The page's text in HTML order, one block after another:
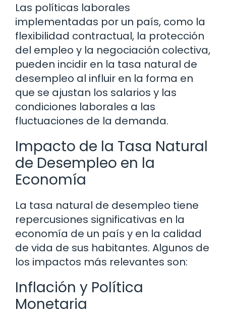
Las políticas laborales
implementadas por un país, como la
flexibilidad contractual, la protección
del empleo y la negociación colectiva,
pueden incidir en la tasa natural de
desempleo al influir en la forma en
que se ajustan los salarios y las
condiciones laborales a las
fluctuaciones de la demanda.
Impacto de la Tasa Natural
de Desempleo en la
Economía
La tasa natural de desempleo tiene
repercusiones significativas en la
economía de un país y en la calidad
de vida de sus habitantes. Algunos de
los impactos más relevantes son:
Inflación y Política
Monetaria